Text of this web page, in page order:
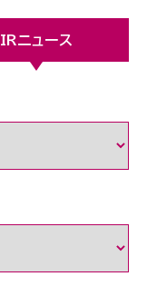
IRニュース